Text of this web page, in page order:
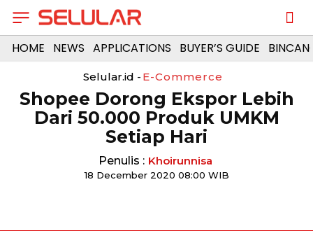
HOME NEWS APPLICATIONS BUYER’S GUIDE
Selular.id - E-Commerce
Shopee Dorong Ekspor Lebih
Dari 50.000 Produk UMKM
Setiap Hari
Penulis : Khoirunnisa
18 December 2020 08:00 WIB